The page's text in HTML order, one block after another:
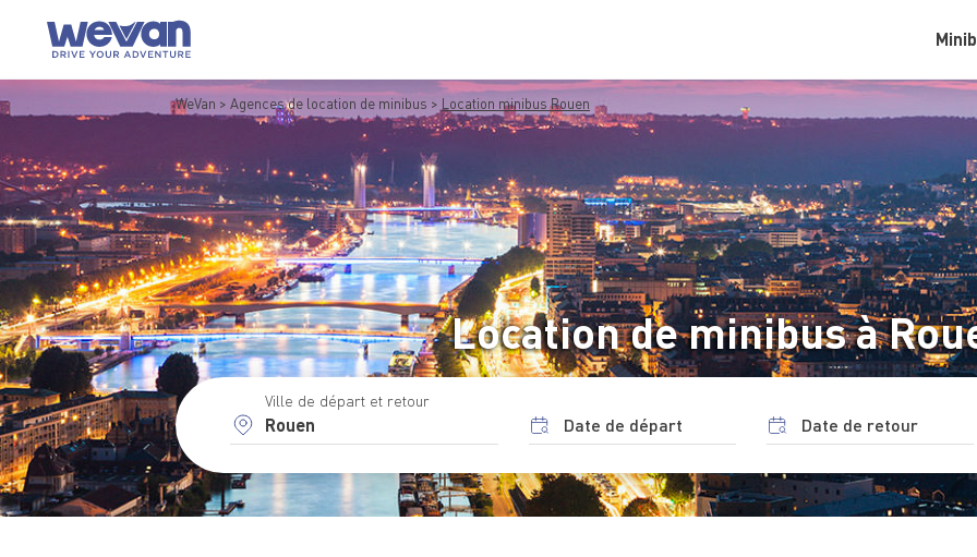
WeVan Agences de location de minibus Location minibus Rouen
Location de minibus à
Ville de départ et retour